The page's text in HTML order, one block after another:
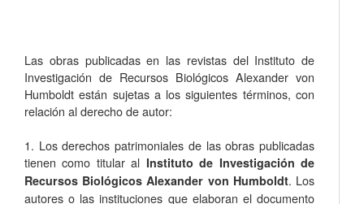
Las obras publicadas en las revistas del Instituto de
Investigación de Recursos Biológicos Alexander von
Humboldt están sujetas a los siguientes términos, con
relación al derecho de autor:
1. Los derechos patrimoniales de las obras publicadas
tienen como titular al Instituto de Investigación de
Recursos Biológicos Alexander von Humboldt. Los
autores o las instituciones que elaboran el documento